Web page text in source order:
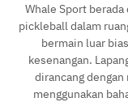
Whale Sport
pickleball dalam
bermain luar
kesenangan.
dirancang
menggunakan